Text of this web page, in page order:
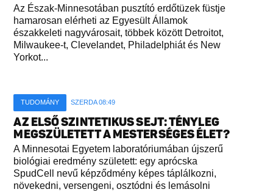
Az Észak-Minnesotában pusztító erdőtüzek füstje
hamarosan elérheti az Egyesült Államok
északkeleti nagyvárosait, többek között Detroitot,
Milwaukee-t, Clevelandet, Philadelphiát és New
Yorkot...
TUDOMÁNY SZERDA 08:49
AZ ELSŐ SZINTETIKUS SEJT: TÉNYLEG
MEGSZÜLETETT A MESTERSÉGES ÉLET?
A Minnesotai Egyetem laboratóriumában újszerű
biológiai eredmény született: egy aprócska
SpudCell nevű képződmény képes táplálkozni,
növekedni, versengeni, osztódni és lemásolni